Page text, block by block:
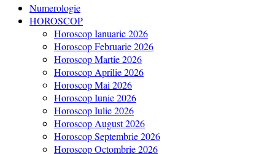
Numerologie
HOROSCOP
Horoscop Ianuarie 2026
Horoscop Februarie 2026
Horoscop Martie 2026
Horoscop Aprilie 2026
Horoscop Mai 2026
Horoscop Iunie 2026
Horoscop Iulie 2026
Horoscop August 2026
Horoscop Septembrie 2026
Horoscop Octombrie 2026